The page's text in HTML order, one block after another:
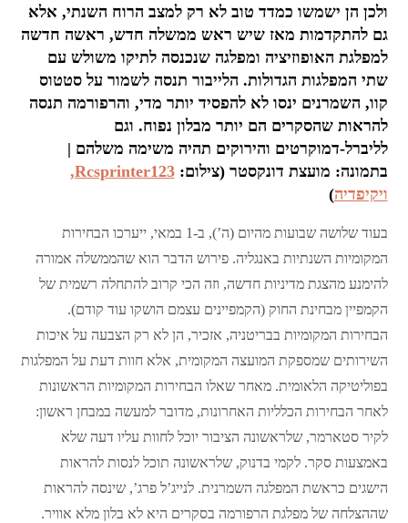
ולכן הן ישמשו כמדד טוב לא רק למצב הרוח השנתי, אלא
גם להתקדמות מאז שיש ראש ממשלה חדש, ראשה חדשה
למפלגת האופוזיציה ומפלגה שנכנסה לתיקו משולש עם
שתי המפלגות הגדולות. הלייבור תנסה לשמור על סטטוס
קוו, השמרנים ינסו לא להפסיד יותר מדי, והרפורמה תנסה
להראות שהסקרים הם יותר מבלון נפוח. וגם
לליברל-דמוקרטים והירוקים תהיה משימה משלהם |
בתמונה: מועצת דונקסטר (צילום:
Rcsprinter123,
ויקיפדיה)
בעוד שלושה שבועות מהיום (ה’), ב-1 במאי, ייערכו הבחירות
המקומיות השנתיות באנגליה. פירוש הדבר הוא שהממשלה אמורה
להימנע מהצגת מדיניות חדשה, וזה הכי קרוב להתחלה רשמית של
הקמפיין מבחינת החוק (הקמפיינים עצמם הושקו עוד קודם).
הבחירות המקומיות בבריטניה, אזכיר, הן לא רק הצבעה על איכות
השירותים שמספקת המועצה המקומית, אלא חוות דעת על המפלגות
בפוליטיקה הלאומית. מאחר שאלו הבחירות המקומיות הראשונות
לאחר הבחירות הכלליות האחרונות, מדובר למעשה במבחן ראשון:
לקיר סטארמר, שלראשונה הציבור יוכל לחוות עליו דעה שלא
באמצעות סקר. לקמי בדנוק, שלראשונה תוכל לנסות להראות
הישגים כראשת המפלגה השמרנית. לנייג’ל פרג’, שינסה להראות
שההצלחה של מפלגת הרפורמה בסקרים היא לא בלון מלא אוויר.